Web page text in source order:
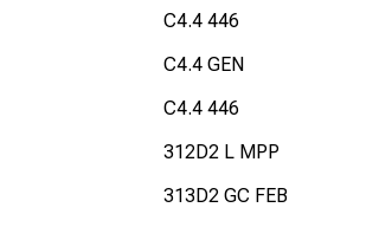
C4.4 446
C4.4 GEN
C4.4 446
312D2 L MPP
313D2 GC FEB